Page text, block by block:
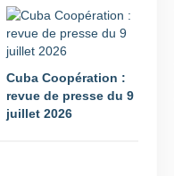
Cuba Coopération :
revue de presse du 9
juillet 2026